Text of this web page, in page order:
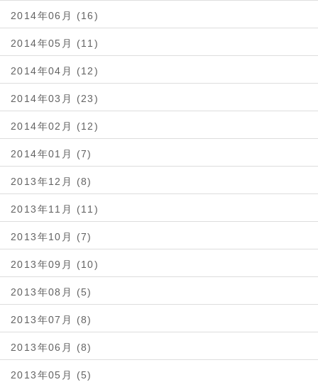
2014年06月 (16)
2014年05月 (11)
2014年04月 (12)
2014年03月 (23)
2014年02月 (12)
2014年01月 (7)
2013年12月 (8)
2013年11月 (11)
2013年10月 (7)
2013年09月 (10)
2013年08月 (5)
2013年07月 (8)
2013年06月 (8)
2013年05月 (5)